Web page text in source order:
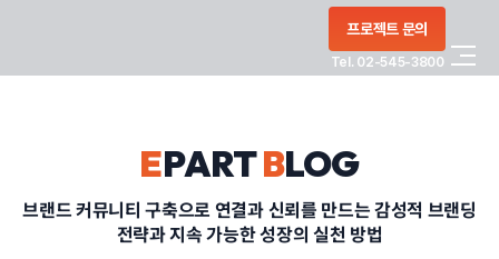
프로젝트 문의
Tel. 02-545-3800
PORTFOLIO
EPARTBLOG
브랜드 커뮤니티 구축으로 연결과 신뢰를 만드는 감성적 브랜딩
전략과 지속 가능한 성장의 실천 방법